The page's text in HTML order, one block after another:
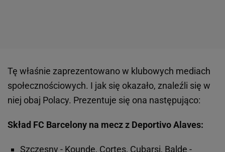
Tę właśnie zaprezentowano w klubowych mediach
społecznościowych. I jak się okazało, znaleźli się w
niej obaj Polacy. Prezentuje się ona następująco:
Skład FC Barcelony na mecz z Deportivo Alaves:
Szczęsny - Kounde, Cortes, Cubarsi, Balde -